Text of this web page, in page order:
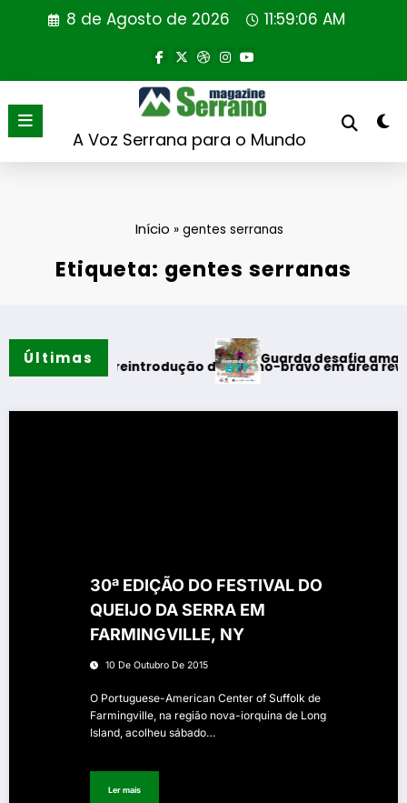
8 de Agosto de 2026 11:59:06 AM
A Voz Serrana para o Mundo
Início »gentes serranas
Etiqueta: gentes serranas
Últimasreintrodução de coelho-bravo em área rewilding
Guarda desafia amantes do
30ª EDIÇÃO DO FESTIVAL DO
QUEIJO DA SERRA EM
FARMINGVILLE, NY
10 De Outubro De 2015
O Portuguese-American Center of Suffolk de
Farmingville, na região nova-iorquina de Long
Island, acolheu sábado…
Ler mais